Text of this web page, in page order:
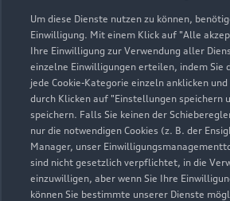
Um diese Dienste nutzen zu können,
Einwilligung. Mit einem Klick auf "Alle
Ihre Einwilligung zur Verwendung aller
einzelne Einwilligungen erteilen, indem Sie
jede Cookie-Kategorie einzeln anklicken
durch Klicken auf "Einstellungen speichern
speichern. Falls Sie keinen der
nur die notwendigen Cookies (z. B. der
Manager, unser
sind nicht gesetzlich verpflichtet, in die
einzuwilligen, aber wenn Sie Ihre
können Sie bestimmte unserer Dienste
Zur Inspektion